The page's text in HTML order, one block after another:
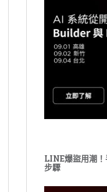
LINE爆盜用潮
步驟